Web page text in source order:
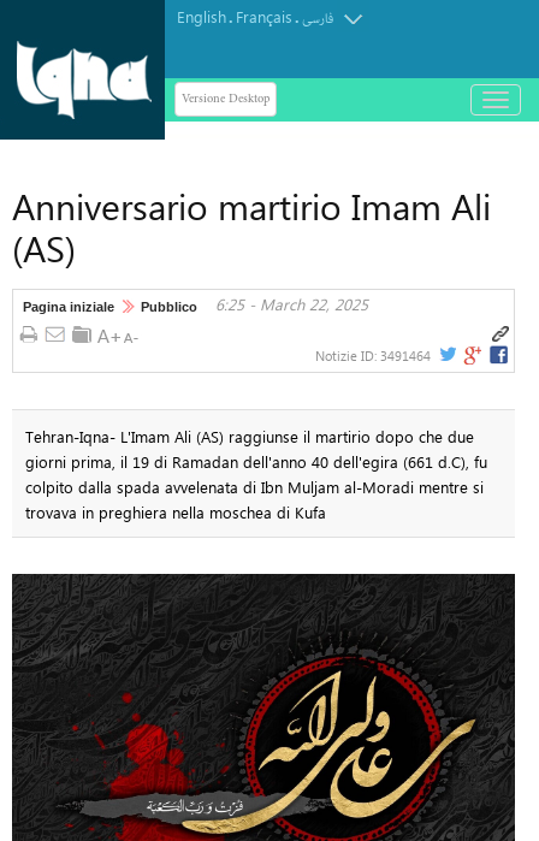
English. Français.فارسی
Versione Desktop
باز
و
Anniversario martirio Imam Ali
(AS)
Pagina iniziale Pubblico 6:25 - March 22, 2025
Notizie ID: 3491464
Tehran-Iqna- L'Imam Ali (AS) raggiunse il martirio dopo che due
giorni prima, il 19 di Ramadan dell'anno 40 dell'egira (661 d.C), fu
colpito dalla spada avvelenata di Ibn Muljam al-Moradi mentre si
trovava in preghiera nella moschea di Kufa